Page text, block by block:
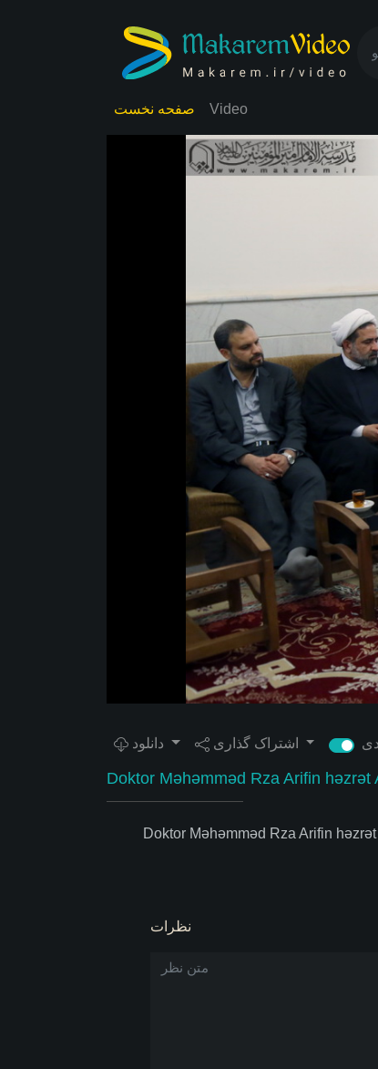
صفحه نخست Video
Doktor Məhəmməd Rza Arifin
Doktor Məhəmməd Rza Arifin
نظرات